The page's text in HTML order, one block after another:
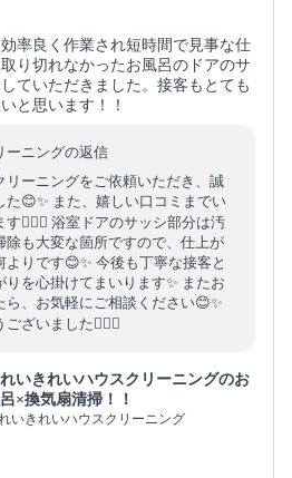
率良く作業され短時間で見事な仕
り切れなかったお風呂のドアのサ
ていただきました。接客もとても
と思います！！
ーニングの返信
リーニングをご依頼いただき、誠
た😊✨ また、嬉しい口コミまでい
🙇‍♂️✨ 浴室ドアのサッシ部分は汚
除も大変な箇所ですので、仕上が
りです😊✨ 今後も丁寧な接客と
を心掛けてまいります✨ またお
ら、お気軽にご相談ください😊✨
ざいました🙇‍♂️✨
いきれいハウスクリーニングのお
×換気扇清掃！！
いきれいハウスクリーニング